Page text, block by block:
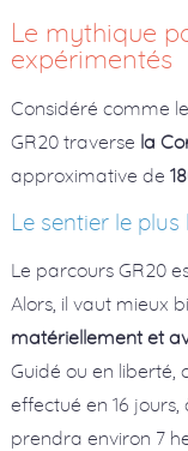
Le mythique
expérimentés
Considéré comme
GR20 traverse la
approximative de
Le sentier le
Le parcours GR20
Alors, il vaut mieux
matériellement et
Guidé ou en liberté,
effectué en 16
prendra environ 7